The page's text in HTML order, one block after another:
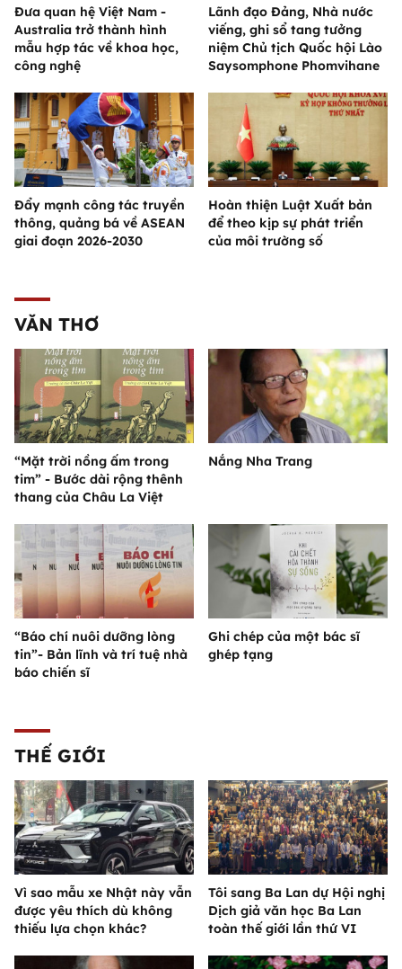
Đưa quan hệ Việt Nam -
Australia trở thành hình
mẫu hợp tác về khoa học,
công nghệ
Lãnh đạo Đảng, Nhà nước
viếng, ghi sổ tang tưởng
niệm Chủ tịch Quốc hội Lào
Saysomphone Phomvihane
Đẩy mạnh công tác truyền
thông, quảng bá về ASEAN
giai đoạn 2026-2030
Hoàn thiện Luật Xuất bản
để theo kịp sự phát triển
của môi trường số
VĂN THƠ
“Mặt trời nồng ấm trong
tim” - Bước dài rộng thênh
thang của Châu La Việt
Nắng Nha Trang
“Báo chí nuôi dưỡng lòng
tin”- Bản lĩnh và trí tuệ nhà
báo chiến sĩ
Ghi chép của một bác sĩ
ghép tạng
THẾ GIỚI
Vì sao mẫu xe Nhật này vẫn
được yêu thích dù không
thiếu lựa chọn khác?
Tôi sang Ba Lan dự Hội nghị
Dịch giả văn học Ba Lan
toàn thế giới lần thứ VI